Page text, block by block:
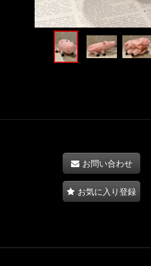
お問い合わせ
お気に入り登録